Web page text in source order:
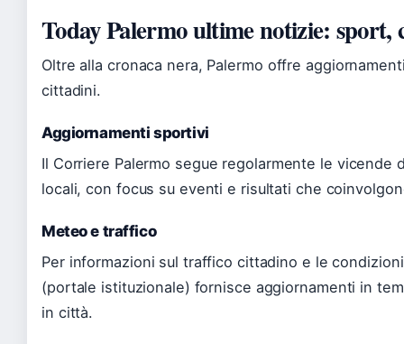
Today Palermo ultime notizie: sport,
Oltre alla cronaca nera, Palermo offre
cittadini.
Aggiornamenti sportivi
Il Corriere Palermo segue regolarmente le vicende
locali, con focus su eventi e risultati che
Meteo e traffico
Per informazioni sul traffico cittadino e le
(portale istituzionale) fornisce aggiornamenti in
in città.